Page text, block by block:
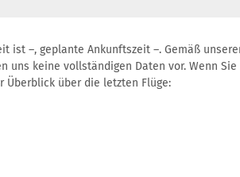
ist –, geplante Ankunftszeit –. Gemäß
uns keine vollständigen Daten vor. Wenn
Überblick über die letzten Flüge: